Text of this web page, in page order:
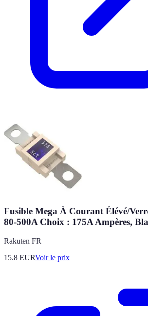
Fusible Mega À Courant Élévé/
80-500A Choix : 175A Ampères,
Rakuten FR
15.8 EURVoir le prix